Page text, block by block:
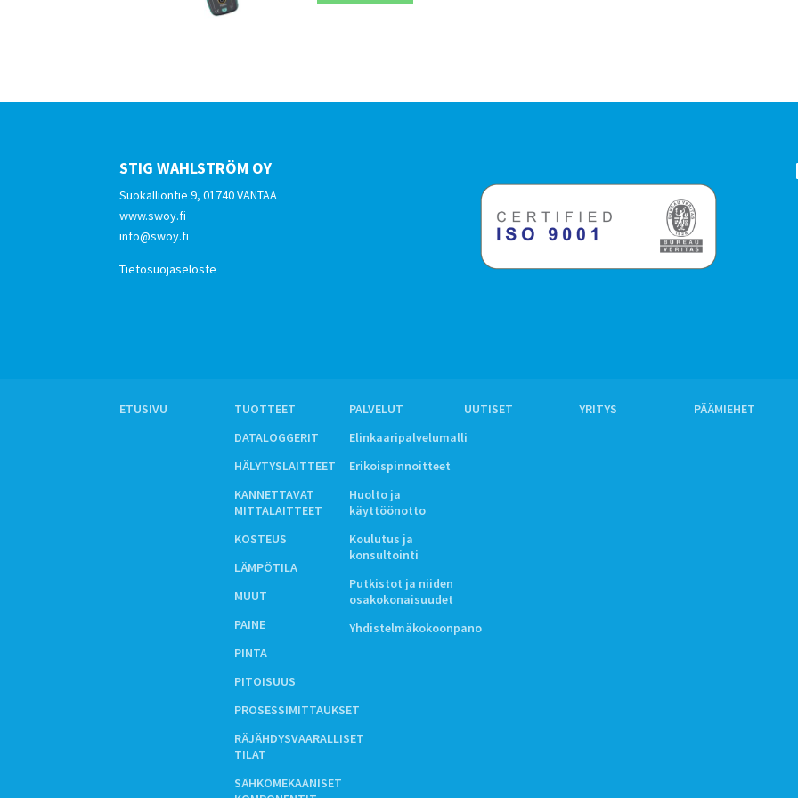
STIG WAHLSTRÖM OY
Suokalliontie 9, 01740 VANTAA
www.swoy.fi
info@swoy.fi
Tietosuojaseloste
ETUSIVU
TUOTTEET
DATALOGGERIT
HÄLYTYSLAITTEET
KANNETTAVAT
MITTALAITTEET
KOSTEUS
LÄMPÖTILA
MUUT
PAINE
PINTA
PITOISUUS
PROSESSIMITTAUKSET
RÄJÄHDYSVAARALLISET
TILAT
SÄHKÖMEKAANISET
PALVELUT
Elinkaaripalvelumalli
Erikoispinnoitteet
Huolto ja
käyttöönotto
Koulutus ja
konsultointi
Putkistot ja niiden
osakokonaisuudet
Yhdistelmäkokoonpano
UUTISET YRITYS PÄÄMIEHET